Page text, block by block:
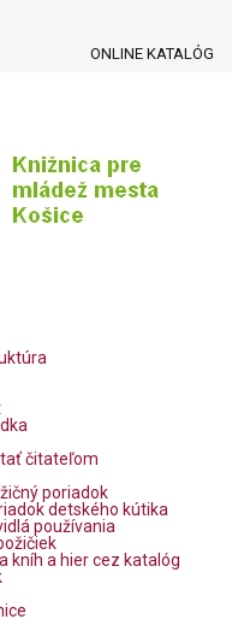
ONLINE KATALÓG
čitateľom
poriadok
detského kútika
používania
kníh a hier cez katalóg